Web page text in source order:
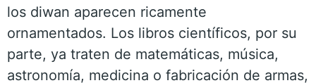
los diwan aparecen ricamente
ornamentados. Los libros científicos, por su
parte, ya traten de matemáticas, música,
astronomía, medicina o fabricación de armas,